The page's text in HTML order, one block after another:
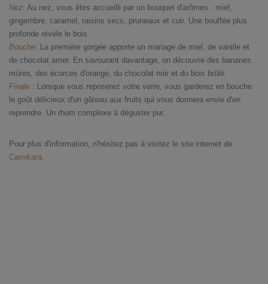
Nez: Au nez, vous êtes accueilli par un bouquet d'arômes : miel,
gingembre, caramel, raisins secs, pruneaux et cuir. Une bouffée plus
profonde révèle le bois.
Bouche: La première gorgée apporte un mariage de miel, de vanille et
de chocolat amer. En savourant davantage, on découvre des bananes
mûres, des écorces d'orange, du chocolat noir et du bois brûlé.
Finale : Lorsque vous reposerez votre verre, vous garderez en bouche
le goût délicieux d'un gâteau aux fruits qui vous donnera envie d'en
reprendre. Un rhum complexe à déguster pur.
Pour plus d'information, n'hésitez pas à visitez le site internet de
Camikara.